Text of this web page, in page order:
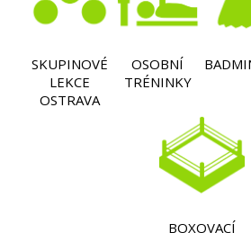
SKUPINOVÉ
LEKCE
OSTRAVA
OSOBNÍ
TRÉNINKY
BOXOVACÍ